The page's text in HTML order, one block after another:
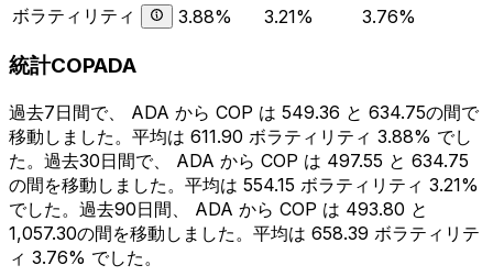
ボラティリティ
3.88% 3.21% 3.76%
統計COPADA
過去7日間で、 ADA から COP は 549.36 と 634.75の間で
移動しました。平均は 611.90 ボラティリティ 3.88% でし
た。過去30日間で、 ADA から COP は 497.55 と 634.75
の間を移動しました。平均は 554.15 ボラティリティ 3.21%
でした。過去90日間、 ADA から COP は 493.80 と
1,057.30の間を移動しました。平均は 658.39 ボラティリテ
ィ 3.76% でした。